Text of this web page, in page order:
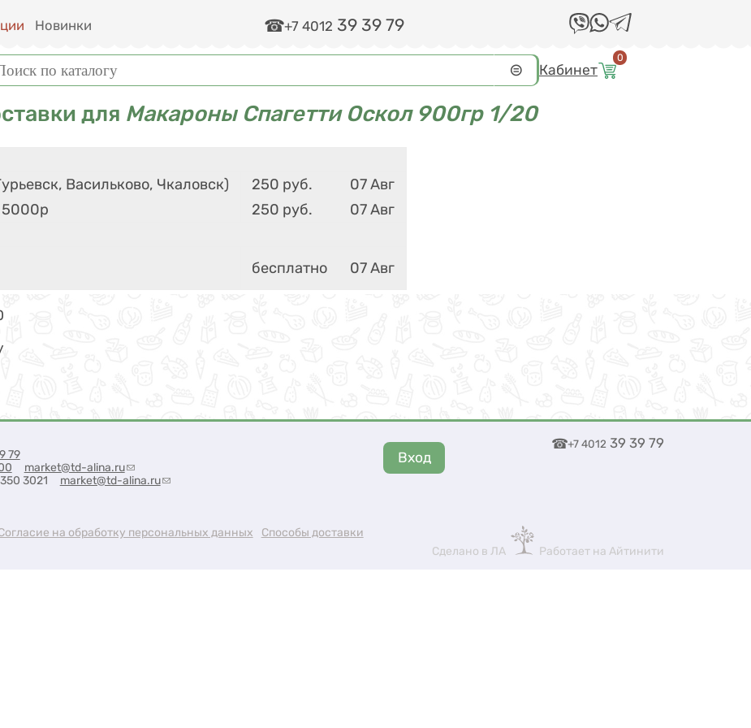
Новинки +7 4012 39 39 79
поиска Кабинет
0
для Макароны Спагетти Оскол 900гр 1/20
Васильково, Чкаловск) 250 руб.
07 Авг
5000р
250 руб. 07 Авг
бесплатно 07 Авг
79
market@td-alina.ru(link sends e-mail)
350 3021 market@td-alina.ru(link sends e-mail)
+7 4012 39 39 79
на обработку персональных данных
Способы доставки
Сделано в ЛА
Работает на Айтинити